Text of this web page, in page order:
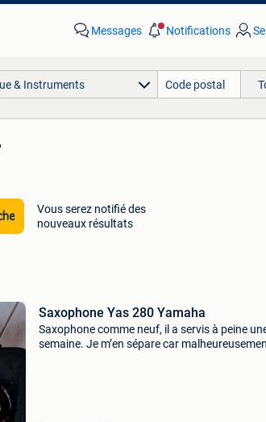
Messages Notifications
& Instruments
Vous serez notifié des
nouveaux résultats
Saxophone Yas 280 Yamaha
Saxophone comme neuf, il a servis à peine
semaine. Je m’en sépare car